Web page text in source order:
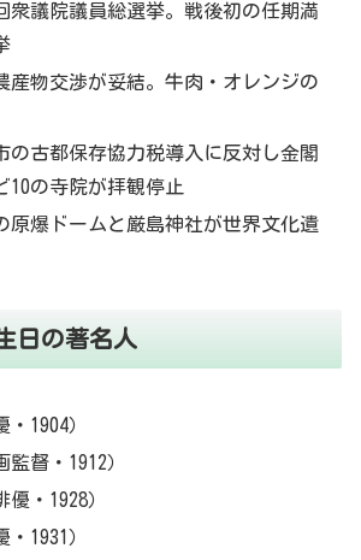
衆議院議員総選挙。戦後初の任期満
産物交渉が妥結。牛肉・オレンジの
の古都保存協力税導入に反対し金閣
10の寺院が拝観停止
原爆ドームと厳島神社が世界文化遺
日の著名人
1904）
督・1912）
・1928）
1931）